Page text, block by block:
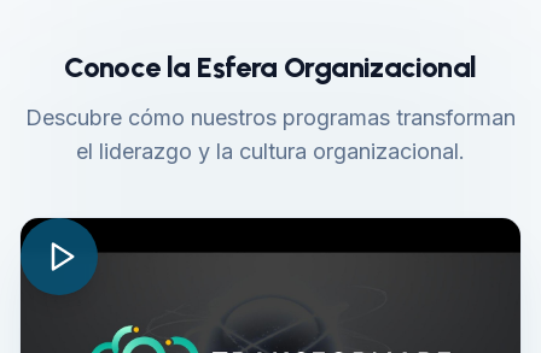
Conoce la Esfera Organizacional
Descubre cómo nuestros programas transforman
el liderazgo y la cultura organizacional.